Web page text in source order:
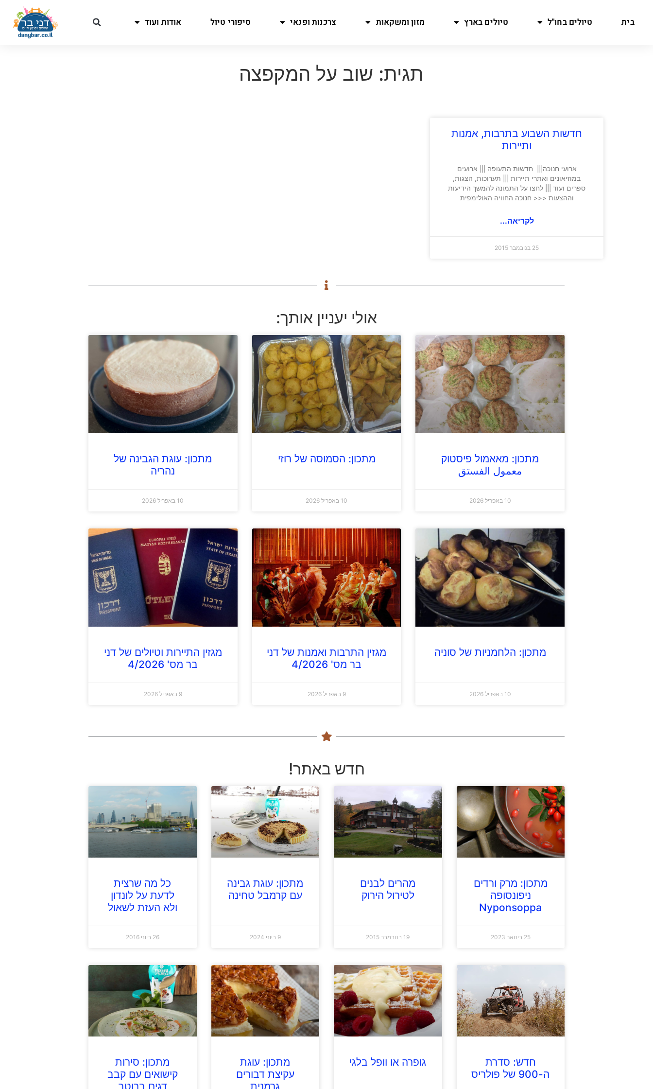
בית טיולים בחו"ל טיולים בארץ מזון ומשקאות צרכנות ופנאי סיפורי טיול אודות ועוד
תגית: שוב על המקפצה
חדשות השבוע בתרבות, אמנות
ותיירות
ארועי חנוכה||| חדשות התעופה ||| ארועים
במוזיאונים ואתרי תיירות ||| תערוכות, הצגות,
ספרים ועוד ||| לחצו על התמונה להמשך הידיעות
וההצעות <<< חנוכה החוויה האולימפית
לקריאה...
25 בנובמבר 2015
אולי יעניין אותך:
מתכון: מאאמול פיסטוק
معمول الفستق
10 באפריל 2026
מתכון: הסמוסה של רוזי
10 באפריל 2026
מתכון: עוגת הגבינה של
נהריה
10 באפריל 2026
מתכון: הלחמניות של סוניה
10 באפריל 2026
מגזין התרבות ואמנות של דני
בר מס' 4/2026
9 באפריל 2026
מגזין התיירות וטיולים של דני
בר מס' 4/2026
9 באפריל 2026
חדש באתר!
מתכון: מרק ורדים
ניפונסופה
Nyponsoppa
25 בינואר 2023
מהרים לבנים
לטירול הירוק
19 בנובמבר 2015
מתכון: עוגת גבינה
עם קרמבל טחינה
9 ביוני 2024
כל מה שרצית
לדעת על לונדון
ולא העזת לשאול
26 ביוני 2016
חדש: סדרת
ה-900 של פולריס
גופרה או וופל בלגי
מתכון: עוגת
עקיצת דבורים
גרמנית
מתכון: סירות
קישואים עם קבב
דגים ברוטב